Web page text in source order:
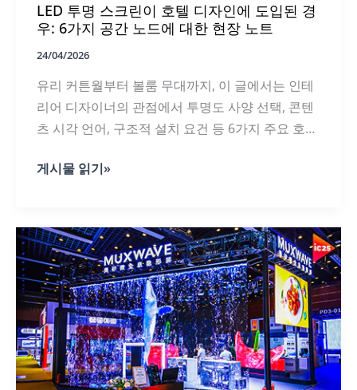
이:
리
테
일
자
이
너
와
전
문
위
한
완
벽
한
가
이
드
LED 투명 스크린이 호텔 디자인에 도입된 경
우: 6가지 공간 노드에 대한 현장 노트
24/04/2026
유리 커튼월부터 볼룸 무대까지, 이 글에서는 인테
리어 디자이너의 관점에서 투명도 사양 선택, 콘텐
츠 시각 언어, 구조적 설치 요건 등 6가지 주요 호텔
니다.
LED
크
린
이
호
텔
디
자
인
에
도
입
게시물 읽기»